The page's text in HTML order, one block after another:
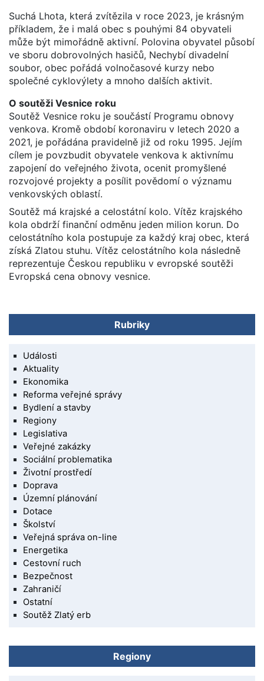
Suchá Lhota, která zvítězila v roce 2023, je krásným
příkladem, že i malá obec s pouhými 84 obyvateli
může být mimořádně aktivní. Polovina obyvatel působí
ve sboru dobrovolných hasičů, Nechybí divadelní
soubor, obec pořádá volnočasové kurzy nebo
společné cyklovýlety a mnoho dalších aktivit.
O soutěži Vesnice roku
Soutěž Vesnice roku je součástí Programu obnovy
venkova. Kromě období koronaviru v letech 2020 a
2021, je pořádána pravidelně již od roku 1995. Jejím
cílem je povzbudit obyvatele venkova k aktivnímu
zapojení do veřejného života, ocenit promyšlené
rozvojové projekty a posílit povědomí o významu
venkovských oblastí.
Soutěž má krajské a celostátní kolo. Vítěz krajského
kola obdrží finanční odměnu jeden milion korun. Do
celostátního kola postupuje za každý kraj obec, která
získá Zlatou stuhu. Vítěz celostátního kola následně
reprezentuje Českou republiku v evropské soutěži
Evropská cena obnovy vesnice.
Rubriky
Události
Aktuality
Ekonomika
Reforma veřejné správy
Bydlení a stavby
Regiony
Legislativa
Veřejné zakázky
Sociální problematika
Životní prostředí
Doprava
Územní plánování
Dotace
Školství
Veřejná správa on-line
Energetika
Cestovní ruch
Bezpečnost
Zahraničí
Ostatní
Soutěž Zlatý erb
Regiony